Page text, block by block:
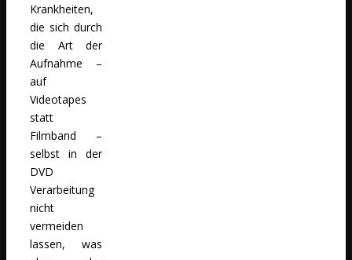
Krankheiten,
die sich durch
die Art der
Aufnahme –
auf
Videotapes
statt
Filmband –
selbst in der
DVD
Verarbeitung
nicht
vermeiden
lassen, was